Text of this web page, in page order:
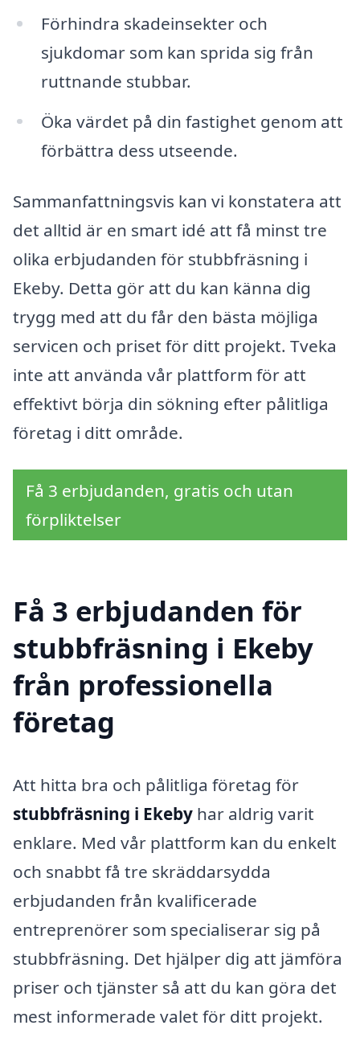
Förhindra skadeinsekter och
sjukdomar som kan sprida sig från
ruttnande stubbar.
Öka värdet på din fastighet genom att
förbättra dess utseende.
Sammanfattningsvis kan vi konstatera att
det alltid är en smart idé att få minst tre
olika erbjudanden för stubbfräsning i
Ekeby. Detta gör att du kan känna dig
trygg med att du får den bästa möjliga
servicen och priset för ditt projekt. Tveka
inte att använda vår plattform för att
effektivt börja din sökning efter pålitliga
företag i ditt område.
Få 3 erbjudanden, gratis och utan
förpliktelser
Få 3 erbjudanden för
stubbfräsning i Ekeby
från professionella
företag
Att hitta bra och pålitliga företag för
stubbfräsning i Ekeby har aldrig varit
enklare. Med vår plattform kan du enkelt
och snabbt få tre skräddarsydda
erbjudanden från kvalificerade
entreprenörer som specialiserar sig på
stubbfräsning. Det hjälper dig att jämföra
priser och tjänster så att du kan göra det
mest informerade valet för ditt projekt.